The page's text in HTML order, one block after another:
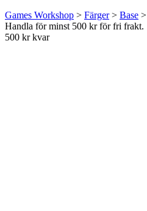
Games Workshop > Färger> Base >
Handla för minst 500 kr för fri frakt.
500 kr kvar